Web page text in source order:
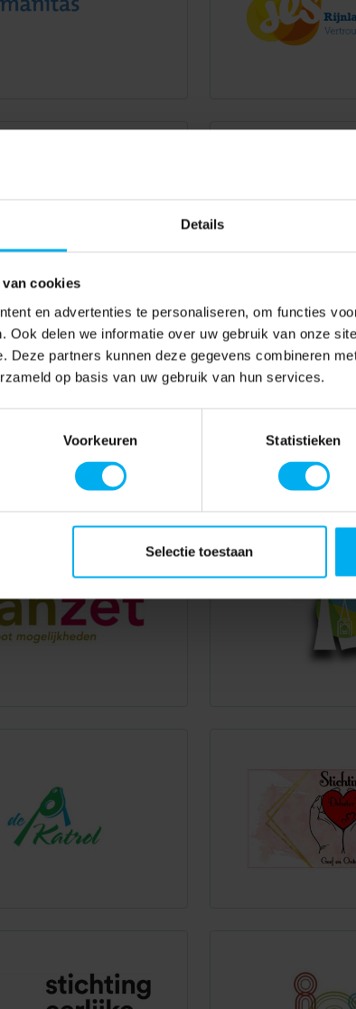
Details
cookies
en advertenties te personaliseren, om functies
Ook delen we informatie over uw gebruik van onze
Deze partners kunnen deze gegevens combineren
op basis van uw gebruik van hun services.
Voorkeuren Statistieken
Selectie toestaan